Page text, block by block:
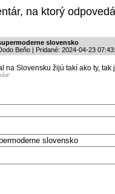
na ktorý
slovensko
Beňo | Pridané: 2024-04-23
na Slovensku žijú takí ako ty, tak